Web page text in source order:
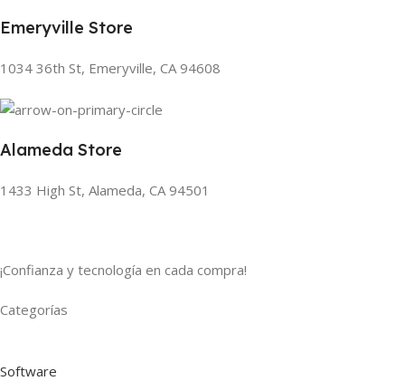
Emeryville Store
1034 36th St, Emeryville, CA 94608
Alameda Store
1433 High St, Alameda, CA 94501
¡Confianza y tecnología en cada compra!
Categorías
Software